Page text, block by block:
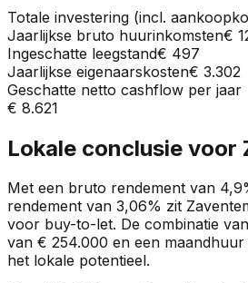
Totale investering (incl.
Jaarlijkse bruto huurinkomsten€
Ingeschatte leegstand€ 497
Jaarlijkse eigenaarskosten€ 3.302
Geschatte netto cashflow per jaar
€ 8.621
Lokale conclusie voor
Met een bruto rendement van
rendement van 3,06% zit
voor buy-to-let. De combinatie
van € 254.000 en een
het lokale potentieel.